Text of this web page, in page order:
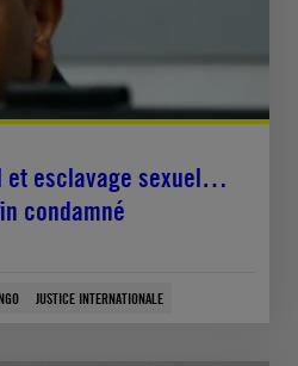
et esclavage sexuel…
condamné
JUSTICE INTERNATIONALE